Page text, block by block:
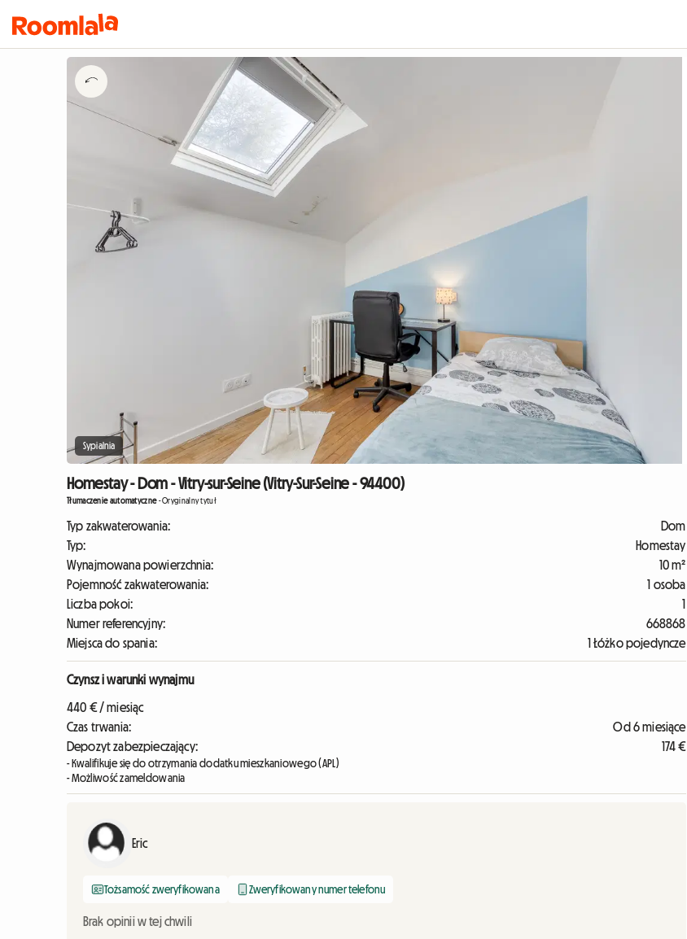
Sypialnia
Homestay - Dom - Vitry-sur-Seine (Vitry-Sur-Seine - 94400)
Tłumaczenie automatyczne-Oryginalny tytuł
Typ zakwaterowania:
Dom
Typ:
Homestay
Wynajmowana powierzchnia:
10 m²
Pojemność zakwaterowania:
1 osoba
Liczba pokoi:
1
Numer referencyjny:
668868
Miejsca do spania:
1 Łóżko pojedyncze
Czynsz i warunki wynajmu
440 € / miesiąc
Czas trwania:
Od 6 miesiące
Depozyt zabezpieczający:
174 €
- Kwalifikuje się do otrzymania dodatku mieszkaniowego (APL)
- Możliwość zameldowania
Eric
Tożsamość zweryfikowana Zweryfikowany numer telefonu
Brak opinii w tej chwili